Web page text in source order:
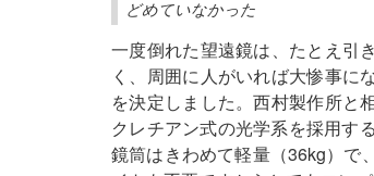
どめていなかった
一度倒れた望遠鏡は、たとえ引
く、周囲に人がいれば大惨事に
を決定しました。西村製作所と
クレチアン式の光学系を採用す
鏡筒はきわめて軽量（36kg）で